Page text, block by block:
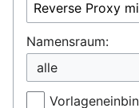
Namensraum: